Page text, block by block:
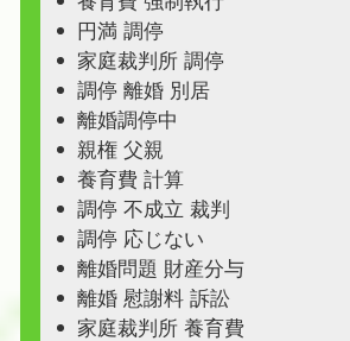
円満 調停
家庭裁判所 調停
調停 離婚 別居
離婚調停中
親権 父親
養育費 計算
調停 不成立 裁判
調停 応じない
離婚問題 財産分与
離婚 慰謝料 訴訟
家庭裁判所 養育費